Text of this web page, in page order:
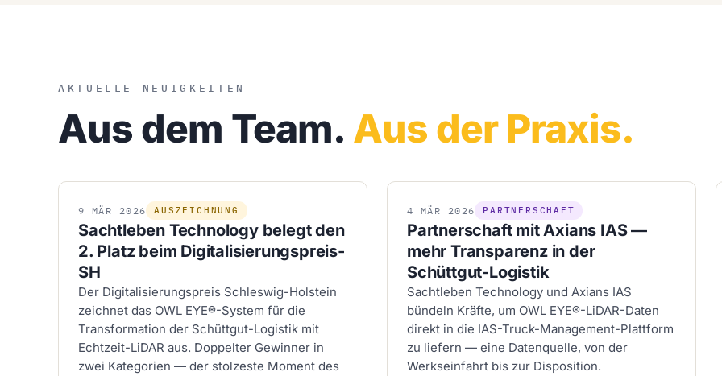
AKTUELLE NEUIGKEITEN
Aus dem Team. Aus der Praxis.
9 MÄR 2026 AUSZEICHNUNG
Sachtleben Technology belegt den
2. Platz beim Digitalisierungspreis-
SH
Der Digitalisierungspreis Schleswig-Holstein
zeichnet das OWL EYE®-System für die
Transformation der Schüttgut-Logistik mit
Echtzeit-LiDAR aus. Doppelter Gewinner in
zwei Kategorien — der stolzeste Moment des
4 MÄR 2026 PARTNERSCHAFT
Partnerschaft mit Axians IAS —
mehr Transparenz in der
Schüttgut-Logistik
Sachtleben Technology und Axians IAS
bündeln Kräfte, um OWL EYE®-LiDAR-Daten
direkt in die IAS-Truck-Management-Plattform
zu liefern — eine Datenquelle, von der
Werkseinfahrt bis zur Disposition.